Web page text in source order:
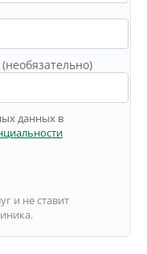
данных в
и не ставит